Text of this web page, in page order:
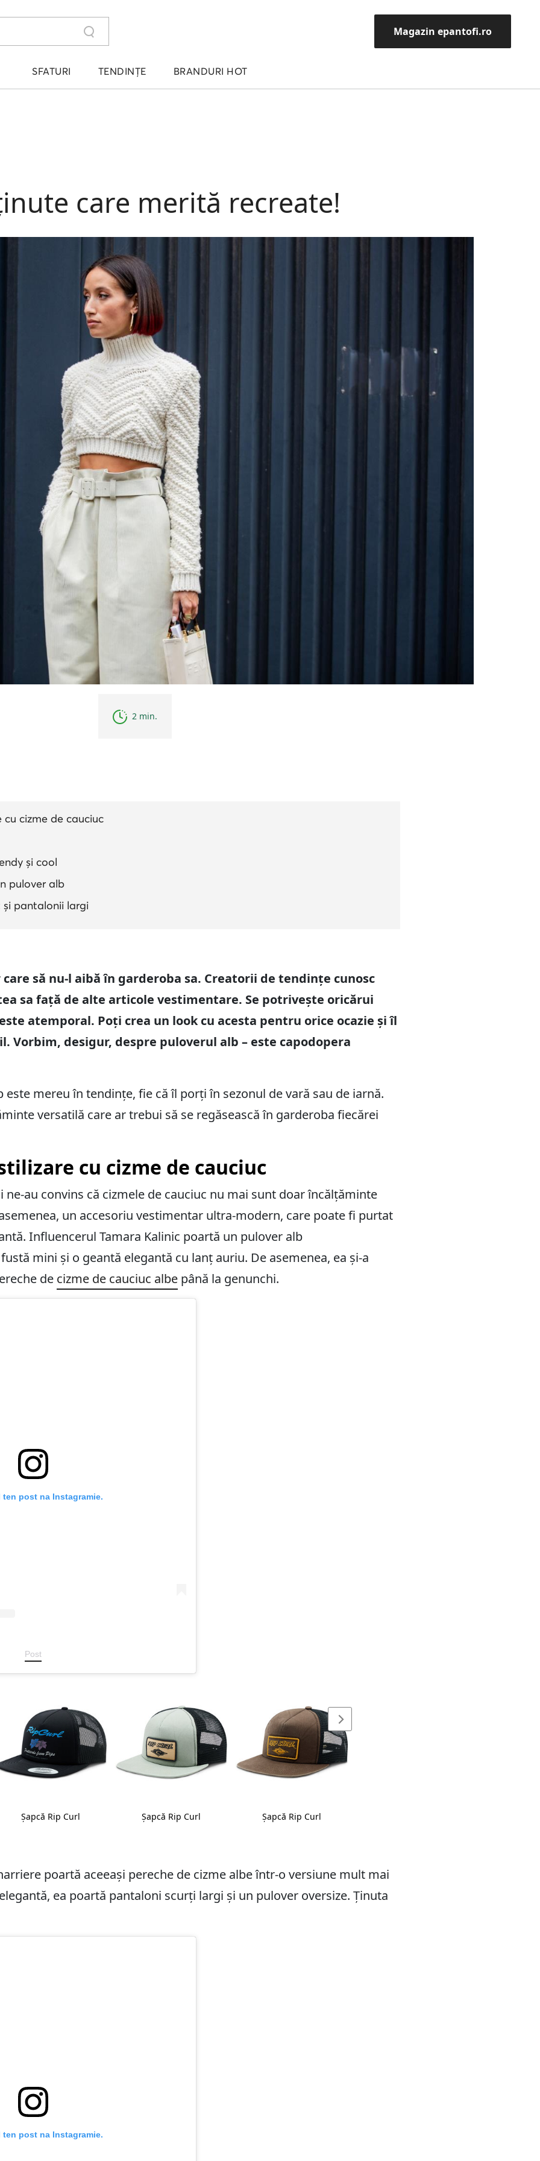
Magazin epantofi.ro
SFATURI TENDINȚE BRANDURI HOT
care merită recreate!
2 min.
cu cizme de cauciuc
și cool
pulover alb
și pantalonii largi
să nu-l aibă în garderoba sa. Creatorii de tendințe cunosc
sa față de alte articole vestimentare. Se potrivește oricărui
atemporal. Poți crea un look cu acesta pentru orice ocazie și îl
Vorbim, desigur, despre puloverul alb – este capodopera
este mereu în tendințe, fie că îl porți în sezonul de vară sau de iarnă.
versatilă care ar trebui să se regăsească în garderoba fiecărei
cu cizme de cauciuc
ne-au convins că cizmele de cauciuc nu mai sunt doar încălțăminte
un accesoriu vestimentar ultra-modern, care poate fi purtat
Influencerul Tamara Kalinic poartă un pulover alb
mini și o geantă elegantă cu lanț auriu. De asemenea, ea și-a
de cizme de cauciuc albe până la genunchi.
ten post na Instagramie.
Post
Șapcă Rip Curl Șapcă Rip Curl Șapcă Rip Curl
poartă aceeași pereche de cizme albe într-o versiune mult mai
ea poartă pantaloni scurți largi și un pulover oversize. Ținuta
ten post na Instagramie.